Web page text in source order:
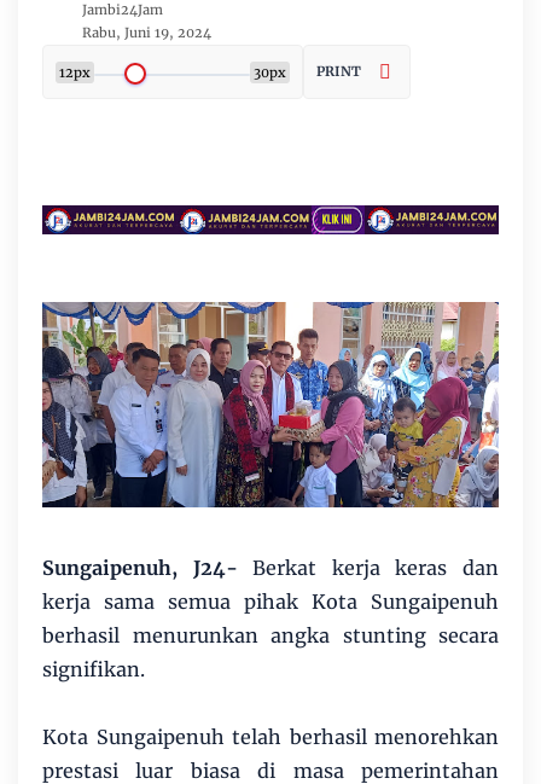
Jambi24Jam
Rabu, Juni 19, 2024
12px 30px PRINT
Sungaipenuh, J24-Berkat kerja keras dan
kerja sama semua pihak Kota Sungaipenuh
berhasil menurunkan angka stunting secara
signifikan.
Kota Sungaipenuh telah berhasil menorehkan
prestasi luar biasa di masa pemerintahan